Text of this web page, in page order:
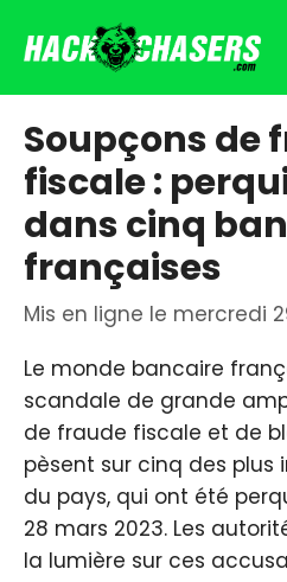
au
Soupçons de
fiscale :
dans cinq
françaises
Mis en ligne le mercredi
Le monde bancaire
scandale de grande
de fraude fiscale et de
pèsent sur cinq des
du pays, qui ont été
28 mars 2023. Les
la lumière sur ces